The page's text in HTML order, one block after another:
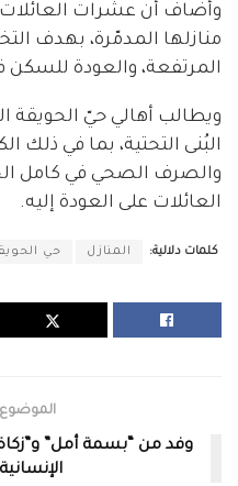
وأضاف أن عشرات العائلات
منازلها المدمّرة، بهدف
المرتفعة، والعودة للسكن
ويطالب أهالي حيّ
البُنى التحتية، بما في ذلك
والصرف الصحي في كامل
العائلات على العودة إليه.
كلمات دلالية: المنازل حي
وفد من “بسمة أمل”